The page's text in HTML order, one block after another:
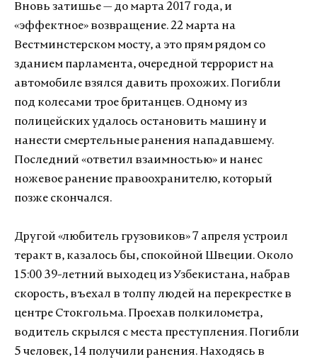
Вновь затишье — до марта 2017 года, и
«эффектное» возвращение. 22 марта на
Вестминстерском мосту, а это прям рядом со
зданием парламента, очередной террорист на
автомобиле взялся давить прохожих. Погибли
под колесами трое британцев. Одному из
полицейских удалось остановить машину и
нанести смертельные ранения нападавшему.
Последний «ответил взаимностью» и нанес
ножевое ранение правоохранителю, который
позже скончался.
Другой «любитель грузовиков» 7 апреля устроил
теракт в, казалось бы, спокойной Швеции. Около
15:00 39-летний выходец из Узбекистана, набрав
скорость, въехал в толпу людей на перекрестке в
центре Стокгольма. Проехав полкилометра,
водитель скрылся с места преступления. Погибли
5 человек, 14 получили ранения. Находясь в